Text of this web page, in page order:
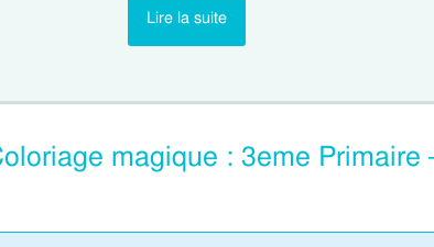
Lire la suite
magique : 3eme Primaire